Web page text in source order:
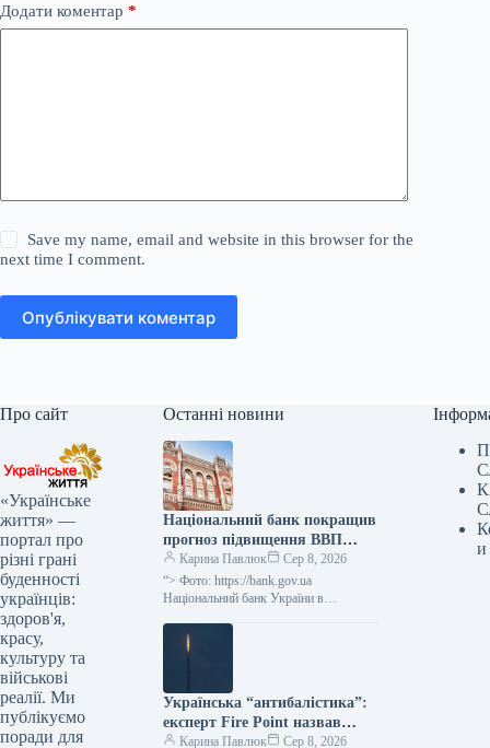
Додати коментар *
Save my name, email and website in this browser for the
next time I comment.
Опублікувати коментар
Про сайт
«Українське
життя» —
портал про
різні грані
буденності
українців:
здоров'я,
красу,
культуру та
військові
реалії. Ми
публікуємо
поради для
Останні новини
Національний банк покращив
прогноз підвищення ВВП
України у ІІІ кварталі 2026
року до 2,1%, а у IV кварталі
2026 року – до 4,2%.
Карина Павлюк
Сер 8, 2026
“> Фото: https://bank.gov.ua
Національний банк України в
“Інфляційному звіті” на своєму сайті
оприлюднив прогноз, згідно з яким
Українська “антибалістика”:
експерт Fire Point назвав
реалістичні терміни появи
Карина Павлюк Сер 8, 2026
и